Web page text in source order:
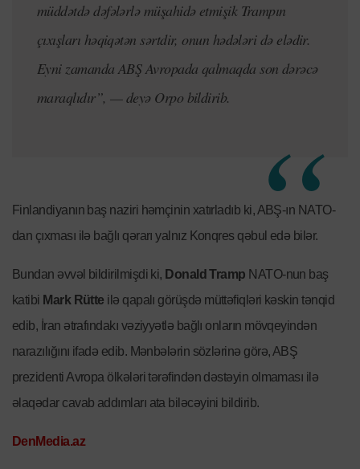
müddətdə dəfələrlə müşahidə etmişik Trampın
çıxışları həqiqətən sərtdir, onun hədələri də elədir.
Eyni zamanda ABŞ Avropada qalmaqda son dərəcə
maraqlıdır”, — deyə Orpo bildirib.
Finlandiyanın baş naziri həmçinin xatırladıb ki, ABŞ-ın NATO-
dan çıxması ilə bağlı qərarı yalnız Konqres qəbul edə bilər.
Bundan əvvəl bildirilmişdi ki, Donald Tramp NATO-nun baş
katibi Mark Rütte ilə qapalı görüşdə müttəfiqləri kəskin tənqid
edib, İran ətrafındakı vəziyyətlə bağlı onların mövqeyindən
narazılığını ifadə edib. Mənbələrin sözlərinə görə, ABŞ
prezidenti Avropa ölkələri tərəfindən dəstəyin olmaması ilə
əlaqədar cavab addımları ata biləcəyini bildirib.
DenMedia.az